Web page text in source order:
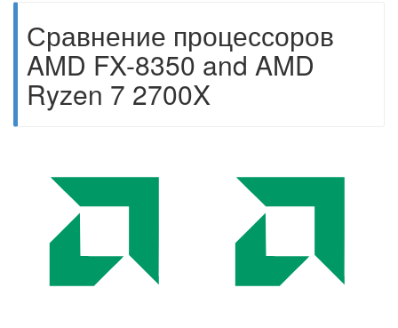
Сравнение процессоров
AMD FX-8350 and AMD
Ryzen 7 2700X